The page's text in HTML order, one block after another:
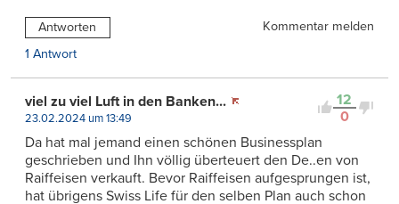
Antworten
Kommentar melden
1 Antwort
12
0
viel zu viel Luft in den Banken...
23.02.2024 um 13:49
Da hat mal jemand einen schönen Businessplan
geschrieben und Ihn völlig überteuert den De..en von
Raiffeisen verkauft. Bevor Raiffeisen aufgesprungen ist,
hat übrigens Swiss Life für den selben Plan auch schon